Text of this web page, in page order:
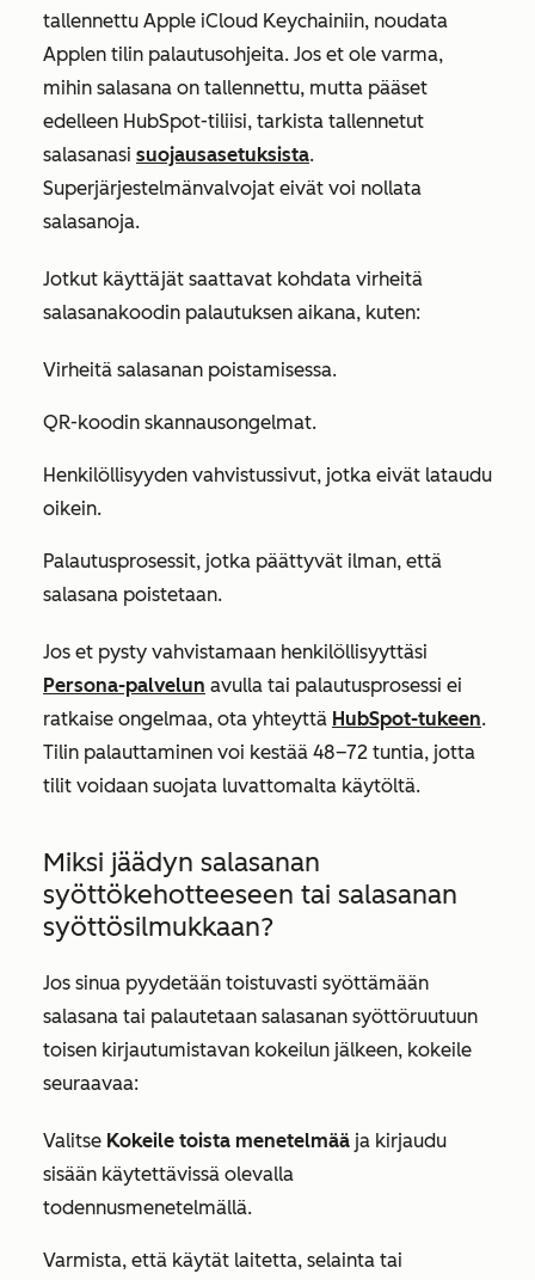
tallennettu Apple iCloud Keychainiin, noudata
Applen tilin palautusohjeita. Jos et ole varma,
mihin salasana on tallennettu, mutta pääset
edelleen HubSpot-tiliisi, tarkista tallennetut
salasanasi suojausasetuksista.
Superjärjestelmänvalvojat eivät voi nollata
salasanoja.
Jotkut käyttäjät saattavat kohdata virheitä
salasanakoodin palautuksen aikana, kuten:
Virheitä salasanan poistamisessa.
QR-koodin skannausongelmat.
Henkilöllisyyden vahvistussivut, jotka eivät lataudu
oikein.
Palautusprosessit, jotka päättyvät ilman, että
salasana poistetaan.
Jos et pysty vahvistamaan henkilöllisyyttäsi
Persona-palvelun avulla tai palautusprosessi ei
ratkaise ongelmaa, ota yhteyttä HubSpot-tukeen.
Tilin palauttaminen voi kestää 48–72 tuntia, jotta
tilit voidaan suojata luvattomalta käytöltä.
Miksi jäädyn salasanan
syöttökehotteeseen tai salasanan
syöttösilmukkaan?
Jos sinua pyydetään toistuvasti syöttämään
salasana tai palautetaan salasanan syöttöruutuun
toisen kirjautumistavan kokeilun jälkeen, kokeile
seuraavaa:
Valitse Kokeile toista menetelmää ja kirjaudu
sisään käytettävissä olevalla
todennusmenetelmällä.
Varmista, että käytät laitetta, selainta tai